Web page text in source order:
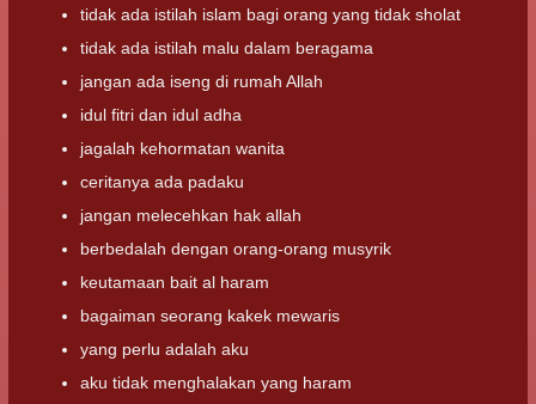
tidak ada istilah islam bagi orang yang tidak sholat
tidak ada istilah malu dalam beragama
jangan ada iseng di rumah Allah
idul fitri dan idul adha
jagalah kehormatan wanita
ceritanya ada padaku
jangan melecehkan hak allah
berbedalah dengan orang-orang musyrik
keutamaan bait al haram
bagaiman seorang kakek mewaris
yang perlu adalah aku
aku tidak menghalakan yang haram